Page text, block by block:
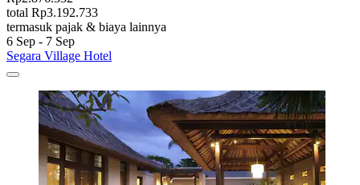
total Rp3.192.733
termasuk pajak & biaya lainnya
6 Sep - 7 Sep
Segara Village Hotel